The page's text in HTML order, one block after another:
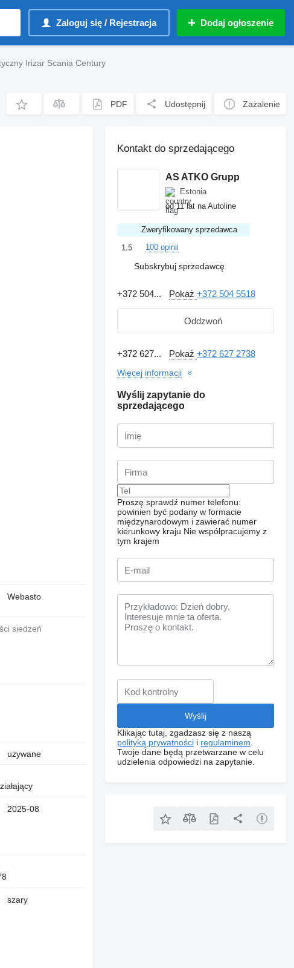
Zaloguj się / Rejestracja Dodaj ogłoszenie
Irizar Scania Century
PDF Udostępnij Zażalenie
Webasto
używane
2025-08
szary
Kontakt do sprzedającego
AS ATKO Grupp
Estonia
od 11 lat na Autoline
Zweryfikowany sprzedawca
1.5
100 opinii
Subskrybuj sprzedawcę
+372 504... Pokaż+372 504 5518
Oddzwoń
+372 627... Pokaż+372 627 2738
Więcej informacji
Wyślij zapytanie do
sprzedającego
Proszę sprawdź numer telefonu:
powinien być podany w formacie
międzynarodowym i zawierać numer
kierunkowy kraju Nie współpracujemy z
tym krajem
Klikając tutaj, zgadzasz się z naszą
polityką prywatności i regulaminem
Twoje dane będą przetwarzane w celu
udzielenia odpowiedzi na zapytanie.